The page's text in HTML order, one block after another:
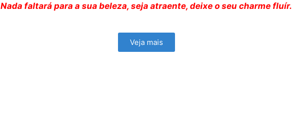
Nada faltará para a sua beleza, seja atraente, deixe o seu charme fluír.
Veja mais